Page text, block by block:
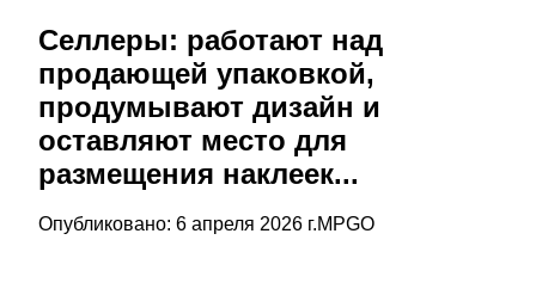
Селлеры: работают над
продающей упаковкой,
продумывают дизайн и
оставляют место для
размещения наклеек...
Опубликовано: 6 апреля 2026 г.MPGO